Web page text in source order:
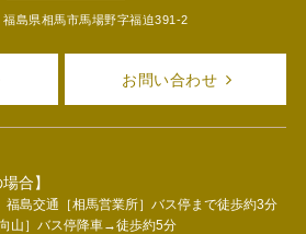
島県相馬市馬場野字福迫391-2
お問い合わせ
合】
福島交通［相馬営業所］バス停まで徒歩約3分
山］バス停降車→徒歩約5分